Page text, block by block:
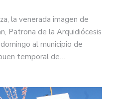
la venerada imagen de
Patrona de la Arquidiócesis
al municipio de
temporal de…